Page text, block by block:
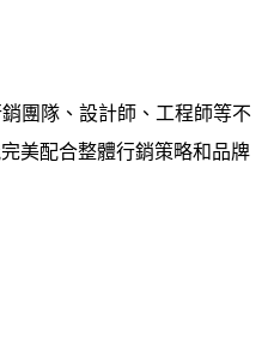
團隊、設計師、工程師等不
美配合整體行銷策略和品牌